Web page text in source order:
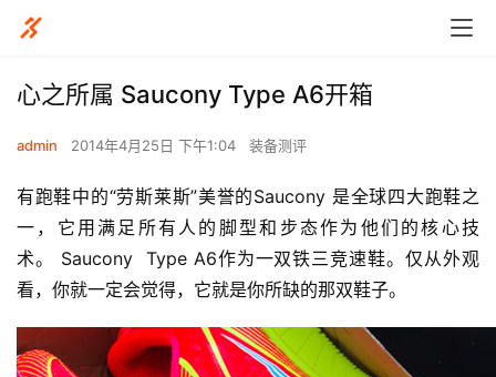
心之所属 Saucony Type A6开箱
admin 2014年4月25日 下午1:04 装备测评
有跑鞋中的“劳斯莱斯”美誉的Saucony 是全球四大跑鞋之
一，它用满足所有人的脚型和步态作为他们的核心技
术。 Saucony  Type A6作为一双铁三竞速鞋。仅从外观
看，你就一定会觉得，它就是你所缺的那双鞋子。